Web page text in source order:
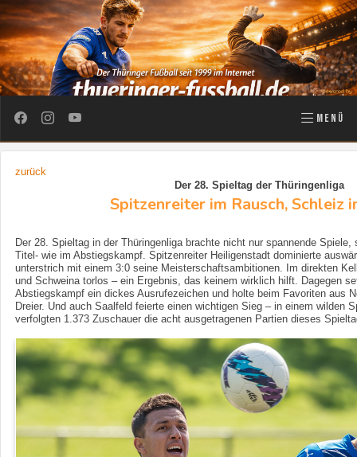
MENÜ
zurück
Der 28. Spieltag der Thüringenliga
Spitzenreiter im Rausch, Schleiz
Der 28. Spieltag in der Thüringenliga brachte nicht nur spannende
Titel- wie im Abstiegskampf. Spitzenreiter Heiligenstadt dominierte
unterstrich mit einem 3:0 seine Meisterschaftsambitionen. Im direkten
und Schweina torlos – ein Ergebnis, das keinem wirklich hilft. Dagegen
Abstiegskampf ein dickes Ausrufezeichen und holte beim Favoriten aus
Dreier. Und auch Saalfeld feierte einen wichtigen Sieg – in einem wilden
verfolgten 1.373 Zuschauer die acht ausgetragenen Partien dieses